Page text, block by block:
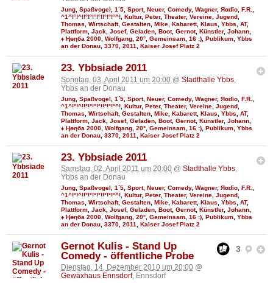
Jung, Spaßvogel , 1´5, Sport, Neuer, Comedy, Wagner, Яαdϊo, F.R.,
^1^!°!^!!°!°!°!°!!°!°!°^!, Kultur, Peter, Theater, Vereine, Jugend,
Thomas, Wirtschaft, Gestalten, Mike, Kabarett, Klaus, Ybbs, AT,
Plattform, Jack, Josef, Geladen, Boot, Gernot, Künstler, Johann,
♦ Ңөηба 2000, Wolfgang, 20°, Gemeinsam, 16 :), Publikum, Ybbs
an der Donau, 3370, 2011, Kaiser Josef Platz 2
23. Ybbsiade 2011
Sonntag, 03. April 2011 um 20:00 @ Stadthalle Ybbs
Ybbs an der Donau
Jung Spaßvogel 1´5 Sport, Neuer, Comedy, Wagner, Яαdϊo F.R.
^1^!°!^!!°!°!°!°!!°!°!°^! Kultur, Peter, Theater, Vereine Jugend
Thomas
Wirtschaft, Gestalten Mike Kabarett, Klaus Ybbs AT,
Plattform Jack Josef, Geladen Boot, Gernot, Künstler, Johann
♦ Ңөηба 2000 Wolfgang 20° Gemeinsam 16 :) Publikum Ybbs
an der Donau 3370 2011 Kaiser Josef Platz 2
23. Ybbsiade 2011
Samstag, 02. April 2011 um 20:00 @ Stadthalle Ybbs,
Ybbs an der Donau
Jung Spaßvogel 1´5 Sport, Neuer, Comedy, Wagner, Яαdϊo F.R.
^1^!°!^!!°!°!°!°!!°!°!°^! Kultur, Peter, Theater, Vereine Jugend
Thomas
Wirtschaft, Gestalten Mike Kabarett, Klaus Ybbs AT,
Plattform Jack Josef, Geladen Boot, Gernot, Künstler, Johann
♦ Ңөηба 2000 Wolfgang 20° Gemeinsam 16 :) Publikum Ybbs
an der Donau 3370 2011 Kaiser Josef Platz 2
3
Gernot Kulis - Stand Up
Comedy - öffentliche Probe
Dienstag, 14. Dezember 2010 um 20:00 @
Gewäxhaus Ennsdorf, Ennsdorf